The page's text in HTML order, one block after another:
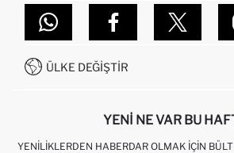
DEFACTO TEKNOLOJI
SITEMAP
NASIL İADE EDERIM?
GIFT CLUB SIKÇA SORULAN SORULAR
İŞLEM REHBERI
KAMPANYALAR
MAĞAZALARIMIZ
İLETIŞIM FORMU
0850 333 22 86
ÜLKE DEĞIŞTIR
YENI NE VAR BU
YENILIKLERDEN HABERDAR OLMAK İÇIN